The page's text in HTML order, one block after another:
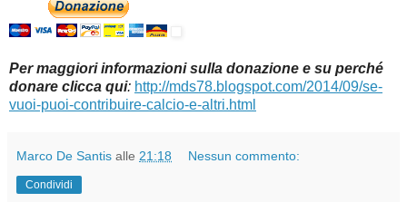
Per maggiori informazioni sulla donazione e su perché
donare clicca qui: http://mds78.blogspot.com/2014/09/se-
vuoi-puoi-contribuire-calcio-e-altri.html
Marco De Santis alle 21:18 Nessun commento:
Condividi